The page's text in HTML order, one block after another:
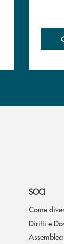
SOCI
Come
Diritti e
Assemblea